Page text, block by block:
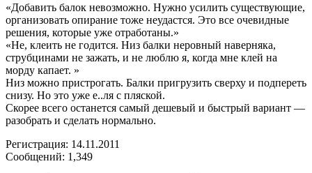
«Добавить балок невозможно. Нужно усилить существующие,
организовать опирание тоже неудастся. Это все очевидные
решения, которые уже отработаны.»
«Не, клеить не годится. Низ балки неровный наверняка,
струбцинами не зажать, и не люблю я, когда мне клей на
морду капает. »
Низ можно пристрогать. Балки пригрузить сверху и подпереть
снизу. Но это уже е..ля с пляской.
Скорее всего останется самый дешевый и быстрый вариант —
разобрать и сделать нормально.
Регистрация: 14.11.2011
Сообщений: 1,349